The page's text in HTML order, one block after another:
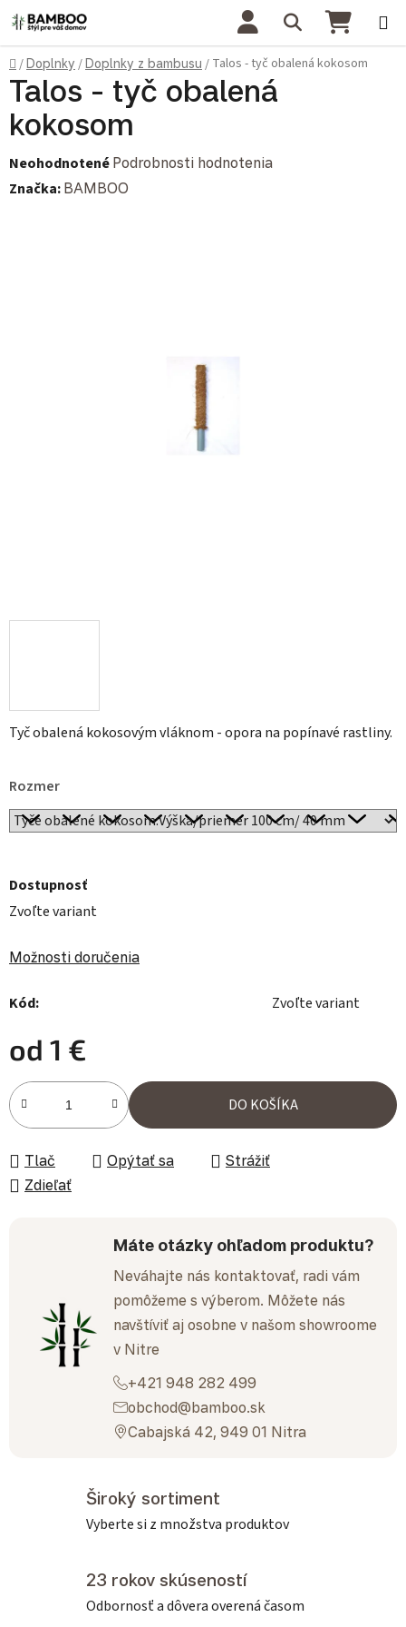
Prejsť na obsah Hľadať
Domov
/Doplnky /Doplnky z bambusu / Talos - tyč obalená kokosom
Tyč obalená kokosovým vláknom - opora na popínavé rastliny.
Rozmer
Dostupnosť
Zvoľte variant
Možnosti doručenia
Kód: Zvoľte variant
od 1 €
Jednotková cena:
DO KOŠÍKA
Tlač Opýtať sa
Strážiť
Zdieľať
Máte otázky ohľadom produktu?
Neváhajte nás kontaktovať, radi vám
pomôžeme s výberom. Môžete nás
navštíviť aj osobne v našom showroome
v Nitre
+421 948 282 499
obchod@bamboo.sk
Cabajská 42, 949 01 Nitra
Talos - tyč obalená
kokosom
Priemerné hodnotenie produktu je 0,0 z 5 hviezdičiek.
Neohodnotené Podrobnosti hodnotenia
Značka: BAMBOO
Široký sortiment
Vyberte si z množstva produktov
23 rokov skúseností
Odbornosť a dôvera overená časom